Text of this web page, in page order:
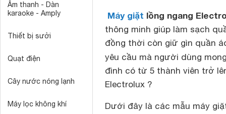
Âm thanh - Dàn
karaoke - Amply
Thiết bị sưởi
Quạt điện
Cây nước nóng lạnh
Máy lọc không khí
Máy giặt lồng ngang
thông minh giúp làm sạch
đồng thời còn giữ gìn quần
yêu cầu mà người dùng
đình có từ 5 thành viên trở
Electrolux ?
Dưới đây là các mẫu máy